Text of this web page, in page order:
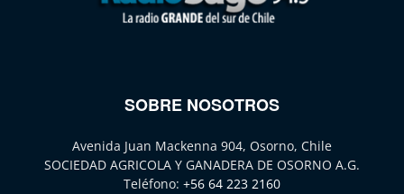
SOBRE NOSOTROS
Avenida Juan Mackenna 904, Osorno, Chile
SOCIEDAD AGRICOLA Y GANADERA DE OSORNO A.G.
Teléfono: +56 64 223 2160